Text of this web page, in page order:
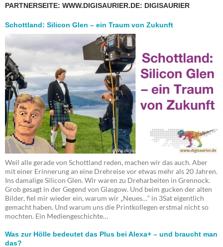
PARTNERSEITE: WWW.DIGISAURIER.DE: DIGISAURIER
Schottland: Silicon Glen – ein Traum von Zukunft
Weil alle gerade von Schottland reden, machen wir das auch. Aber
mit einer Erinnerung an eine Drehreise vor etwas mehr als 20 Jahren.
Ins damalige Silicon Glen. Wir waren zu Dreharbeiten in Grennock.
Grob gesagt in der Gegend von Glasgow. Und beim gucken der alten
Bilder, fiel mir wieder ein, warum wir „Neues…“ in 3Sat eigentlich
gemacht haben. Und warum uns die Printkollegen erstmal nicht so
mochten. Ein Mediengeschichte…
Was zur Hölle bedeutet das Plus bei Alexa+ – und braucht man
das?